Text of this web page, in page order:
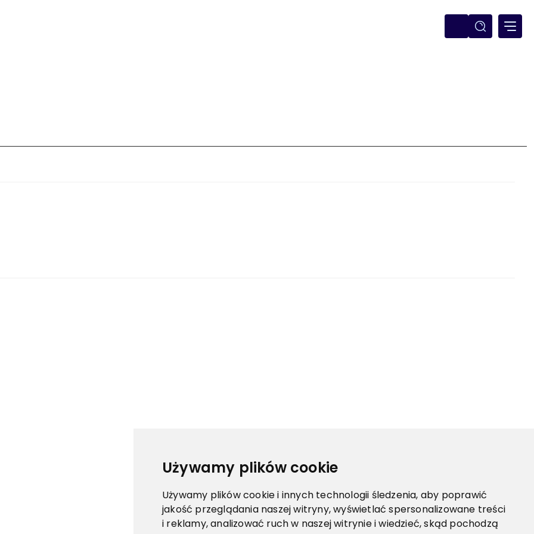
Używamy plików cookie
Używamy plików cookie i innych technologii śledzenia, aby poprawić
jakość przeglądania naszej witryny, wyświetlać spersonalizowane treści
i reklamy, analizować ruch w naszej witrynie i wiedzieć, skąd pochodzą